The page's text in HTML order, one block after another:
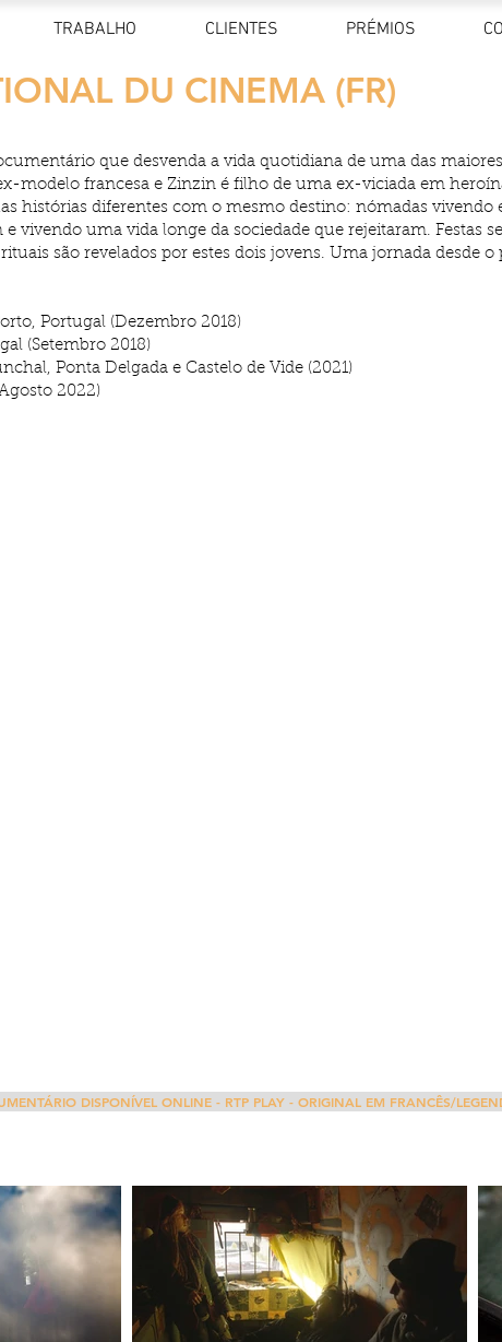
TRABALHO CLIENTES PRÉMIOS
DU CINEMA (FR)
que desvenda a vida quotidiana de uma das
modelo francesa e Zinzin é filho de uma ex-viciada em
histórias diferentes com o mesmo destino: nómadas
vivendo uma vida longe da sociedade que rejeitaram. Festas
são revelados por estes dois jovens. Uma jornada desde o
Portugal (Dezembro 2018)
(Setembro 2018)
Ponta Delgada e Castelo de Vide (2021)
2022)
DISPONÍVEL ONLINE - RTP PLAY - ORIGINAL EM FRANCÊS/